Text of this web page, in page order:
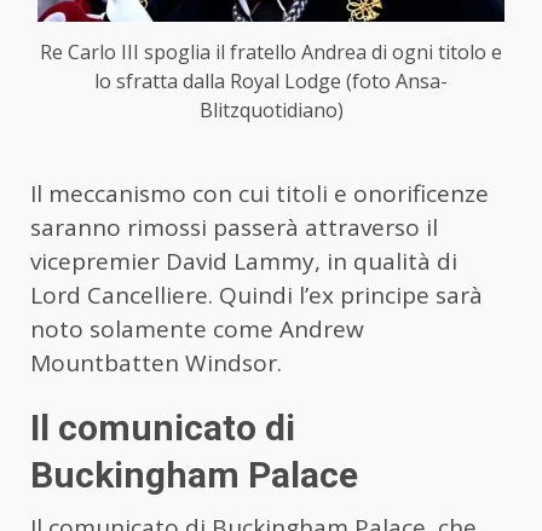
Re Carlo III spoglia il fratello Andrea di ogni titolo e
lo sfratta dalla Royal Lodge (foto Ansa-
Blitzquotidiano)
Il meccanismo con cui titoli e onorificenze
saranno rimossi passerà attraverso il
vicepremier David Lammy, in qualità di
Lord Cancelliere. Quindi l’ex principe sarà
noto solamente come Andrew
Mountbatten Windsor.
Il comunicato di
Buckingham Palace